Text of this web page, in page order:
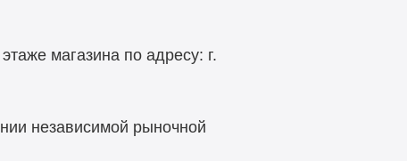
магазина по адресу: г.
независимой рыночной